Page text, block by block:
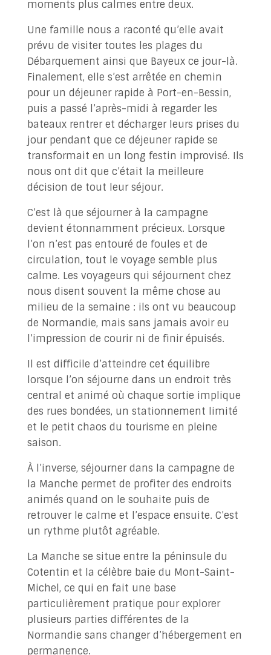
moments plus calmes entre deux.
Une famille nous a raconté qu’elle avait
prévu de visiter toutes les plages du
Débarquement ainsi que Bayeux ce jour-là.
Finalement, elle s’est arrêtée en chemin
pour un déjeuner rapide à Port-en-Bessin,
puis a passé l’après-midi à regarder les
bateaux rentrer et décharger leurs prises du
jour pendant que ce déjeuner rapide se
transformait en un long festin improvisé. Ils
nous ont dit que c’était la meilleure
décision de tout leur séjour.
C’est là que séjourner à la campagne
devient étonnamment précieux. Lorsque
l’on n’est pas entouré de foules et de
circulation, tout le voyage semble plus
calme. Les voyageurs qui séjournent chez
nous disent souvent la même chose au
milieu de la semaine : ils ont vu beaucoup
de Normandie, mais sans jamais avoir eu
l’impression de courir ni de finir épuisés.
Il est difficile d’atteindre cet équilibre
lorsque l’on séjourne dans un endroit très
central et animé où chaque sortie implique
des rues bondées, un stationnement limité
et le petit chaos du tourisme en pleine
saison.
À l’inverse, séjourner dans la campagne de
la Manche permet de profiter des endroits
animés quand on le souhaite puis de
retrouver le calme et l’espace ensuite. C’est
un rythme plutôt agréable.
La Manche se situe entre la péninsule du
Cotentin et la célèbre baie du Mont-Saint-
Michel, ce qui en fait une base
particulièrement pratique pour explorer
plusieurs parties différentes de la
Normandie sans changer d’hébergement en
permanence.